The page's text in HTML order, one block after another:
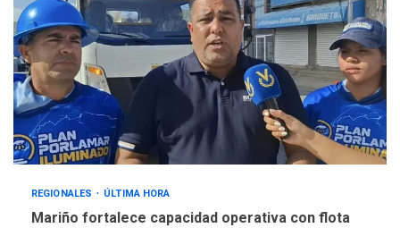
REGIONALES ÚLTIMA HORA
Mariño fortalece capacidad operativa con flota